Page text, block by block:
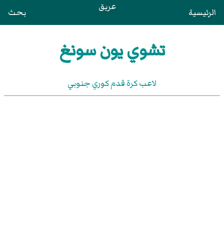
الرئيسية عريق بحث
تشوي يون سونغ
لاعب كرة قدم كوري جنوبي